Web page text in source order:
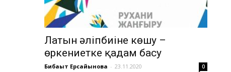
Латын әліпбиіне көшу –
өркениетке қадам басу
Бибақыт Ерсайынова - 23.11.2020 0